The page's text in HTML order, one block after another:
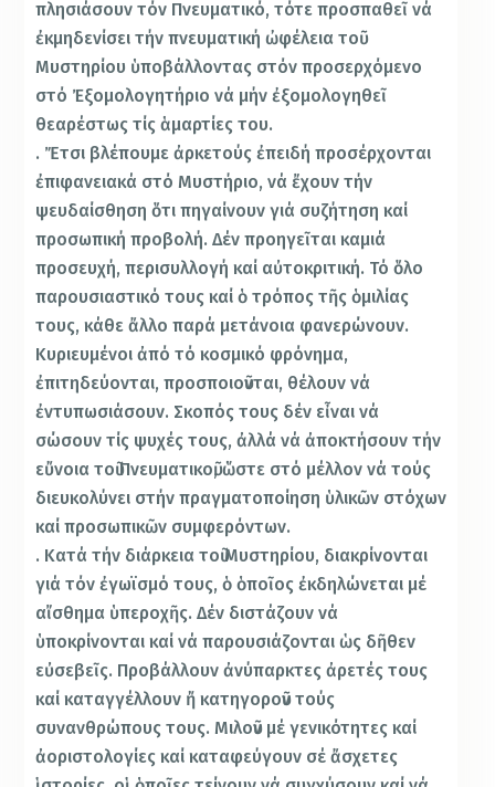
πλησιάσουν τόν Πνευματικό, τότε προσπαθεῖ νά
ἐκμηδενίσει τήν πνευματική ὠφέλεια τοῦ
Μυστηρίου ὑποβάλλοντας στόν προσερχόμενο
στό Ἐξομολογητήριο νά μήν ἐξομολογηθεῖ
θεαρέστως τίς ἁμαρτίες του.
. Ἔτσι βλέπουμε ἀρκετούς ἐπειδή προσέρχονται
ἐπιφανειακά στό Μυστήριο, νά ἔχουν τήν
ψευδαίσθηση ὅτι πηγαίνουν γιά συζήτηση καί
προσωπική προβολή. Δέν προηγεῖται καμιά
προσευχή, περισυλλογή καί αὐτοκριτική. Τό ὅλο
παρουσιαστικό τους καί ὁ τρόπος τῆς ὁμιλίας
τους, κάθε ἄλλο παρά μετάνοια φανερώνουν.
Κυριευμένοι ἀπό τό κοσμικό φρόνημα,
ἐπιτηδεύονται, προσποιοῦνται, θέλουν νά
ἐντυπωσιάσουν. Σκοπός τους δέν εἶναι νά
σώσουν τίς ψυχές τους, ἀλλά νά ἀποκτήσουν τήν
εὔνοια τοῦ Πνευματικοῦ, ὥστε στό μέλλον νά τούς
διευκολύνει στήν πραγματοποίηση ὑλικῶν στόχων
καί προσωπικῶν συμφερόντων.
. Κατά τήν διάρκεια τοῦ Μυστηρίου, διακρίνονται
γιά τόν ἐγωϊσμό τους, ὁ ὁποῖος ἐκδηλώνεται μέ
αἴσθημα ὑπεροχῆς. Δέν διστάζουν νά
ὑποκρίνονται καί νά παρουσιάζονται ὡς δῆθεν
εὐσεβεῖς. Προβάλλουν ἀνύπαρκτες ἀρετές τους
καί καταγγέλλουν ἤ κατηγοροῦν τούς
συνανθρώπους τους. Μιλοῦν μέ γενικότητες καί
ἀοριστολογίες καί καταφεύγουν σέ ἄσχετες